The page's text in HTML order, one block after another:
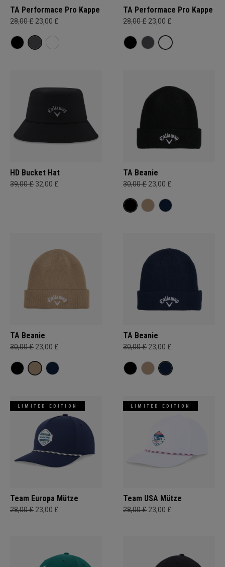
TA Performace Pro Kappe
28,00 £ 23,00 £
TA Performace Pro Kappe
28,00 £ 23,00 £
HD Bucket Hat
39,00 £ 32,00 £
TA Beanie
30,00 £ 23,00 £
TA Beanie
30,00 £ 23,00 £
TA Beanie
30,00 £ 23,00 £
LIMITED EDITION
Team Europa Mütze
28,00 £ 23,00 £
LIMITED EDITION
Team USA Mütze
28,00 £ 23,00 £